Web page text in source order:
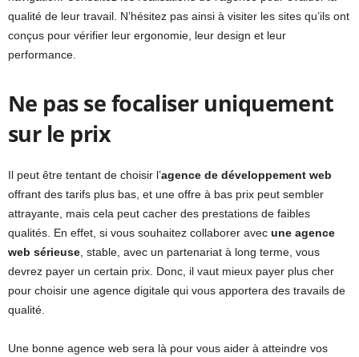
qualité de leur travail. N’hésitez pas ainsi à visiter les sites qu’ils ont
conçus pour vérifier leur ergonomie, leur design et leur
performance.
Ne pas se focaliser uniquement
sur le prix
Il peut être tentant de choisir l’agence de développement web
offrant des tarifs plus bas, et une offre à bas prix peut sembler
attrayante, mais cela peut cacher des prestations de faibles
qualités. En effet, si vous souhaitez collaborer avec une agence
web sérieuse, stable, avec un partenariat à long terme, vous
devrez payer un certain prix. Donc, il vaut mieux payer plus cher
pour choisir une agence digitale qui vous apportera des travails de
qualité.
Une bonne agence web sera là pour vous aider à atteindre vos